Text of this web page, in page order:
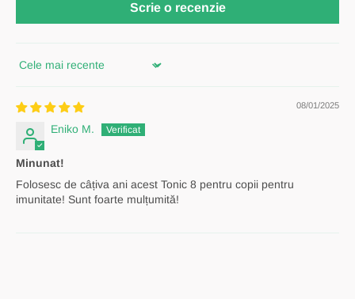
Scrie o recenzie
Sort by
08/01/2025
Eniko M.
Minunat!
Folosesc de câțiva ani acest Tonic 8 pentru copii pentru
imunitate! Sunt foarte mulțumită!